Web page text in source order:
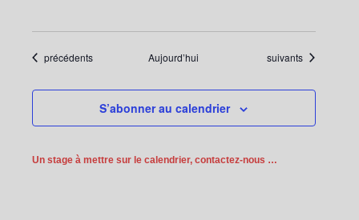
Évènements
précédents Aujourd’hui Évènements
suivants
S’abonner au calendrier
Un stage à mettre sur le calendrier, contactez-nous …